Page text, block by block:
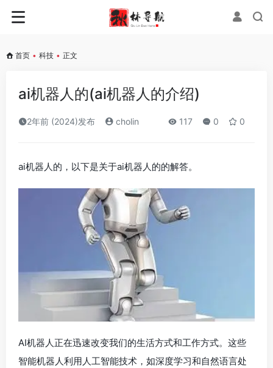
首页 • 科技 • 正文
ai机器人的(ai机器人的介绍)
2年前 (2024)发布 cholin 117 0 0
ai机器人的，以下是关于ai机器人的的解答。
AI机器人正在迅速改变我们的生活方式和工作方式。这些
智能机器人利用人工智能技术，如深度学习和自然语言处